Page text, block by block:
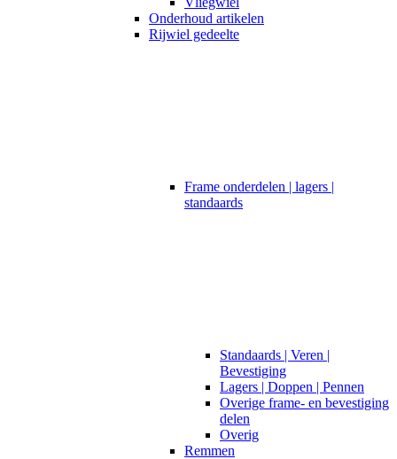
Onderhoud artikelen
Rijwiel gedeelte
Frame onderdelen | lagers |
standaards
Standaards | Veren |
Bevestiging
Lagers | Doppen | Pennen
Overige frame- en bevestiging
delen
Overig
Remmen